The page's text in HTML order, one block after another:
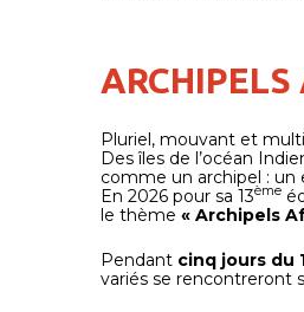
Pluriel, mouvant et
Des îles de l’océan
comme un archipel : un
En 2026 pour sa 13ème
le thème « Archipels
Pendant cinq jours du
variés se rencontreront